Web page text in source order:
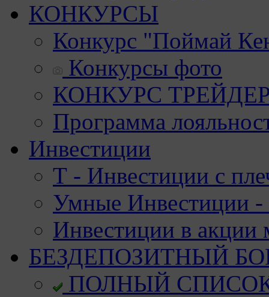
КОНКУРСЫ
Конкурс "Поймай
Конкурсы фото
КОНКУРС
Программа
Инвестиции
Т - Инвестиции с
Умные Инвестиции -
Инвестиции в акции
БЕЗДЕПОЗИТНЫЙ
ПОЛНЫЙ